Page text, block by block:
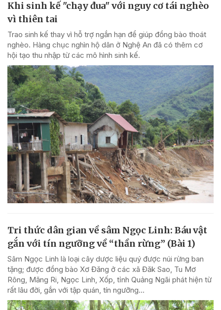
Khi sinh kế "chạy đua" với nguy cơ tái nghèo
vì thiên tai
Trao sinh kế thay vì hỗ trợ ngắn hạn để giúp đồng bào thoát
nghèo. Hàng chục nghìn hộ dân ở Nghệ An đã có thêm cơ
hội tạo thu nhập từ các mô hình sinh kế.
Tri thức dân gian về sâm Ngọc Linh: Báu vật
gắn với tín ngưỡng về “thần rừng” (Bài 1)
Sâm Ngọc Linh là loại cây dược liệu quý được núi rừng ban
tặng; được đồng bào Xơ Đăng ở các xã Đăk Sao, Tu Mơ
Rông, Măng Ri, Ngọc Linh, Xốp, tỉnh Quảng Ngãi phát hiện từ
rất lâu đời, gắn với tập quán, tín ngưỡng...